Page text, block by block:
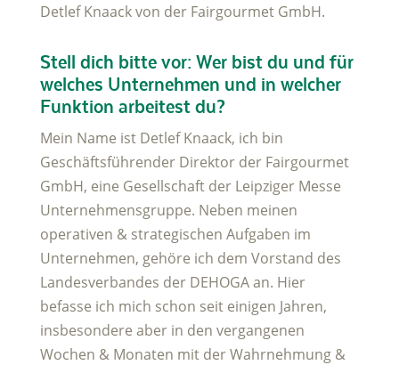
Detlef Knaack von der Fairgourmet GmbH.
Stell dich bitte vor: Wer bist du und für
welches Unternehmen und in welcher
Funktion arbeitest du?
Mein Name ist Detlef Knaack, ich bin
Geschäftsführender Direktor der Fairgourmet
GmbH, eine Gesellschaft der Leipziger Messe
Unternehmensgruppe. Neben meinen
operativen & strategischen Aufgaben im
Unternehmen, gehöre ich dem Vorstand des
Landesverbandes der DEHOGA an. Hier
befasse ich mich schon seit einigen Jahren,
insbesondere aber in den vergangenen
Wochen & Monaten mit der Wahrnehmung &